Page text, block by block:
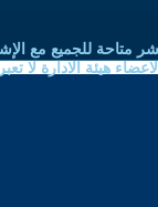
متاحة للجميع مع
هيئة الادارة لا